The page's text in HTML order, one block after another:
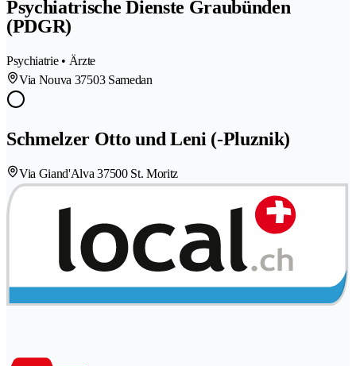
Psychiatrische Dienste Graubünden
(PDGR)
Psychiatrie • Ärzte
Via Nouva 37503 Samedan
Schmelzer Otto und Leni (-Pluznik)
Via Giand'Alva 37500 St. Moritz